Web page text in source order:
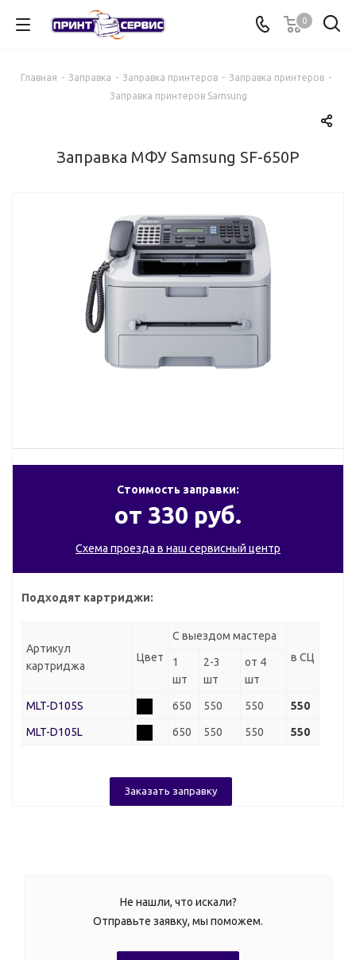
0
Главная - Заправка - Заправка принтеров - Заправка принтеров -
Заправка принтеров Samsung
Заправка МФУ Samsung SF-650P
Стоимость заправки:
от 330 руб.
Схема проезда в наш сервисный центр
Подходят картриджи:
Артикул
картриджа
Цвет
С выездом мастера
в СЦ
1
шт
2-3
шт
от 4
шт
MLT-D105S 650 550 550 550
MLT-D105L 650 550 550 550
Заказать заправку
Не нашли, что искали?
Отправьте заявку, мы поможем.